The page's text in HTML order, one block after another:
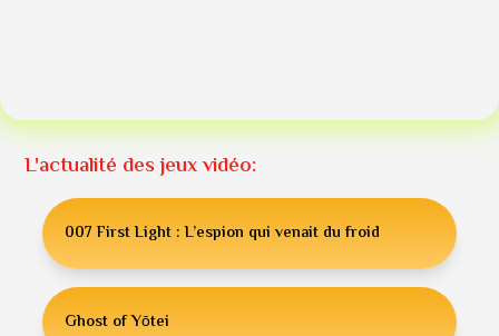
L'actualité des jeux vidéo:
007 First Light : L’espion qui venait du froid
Ghost of Yōtei